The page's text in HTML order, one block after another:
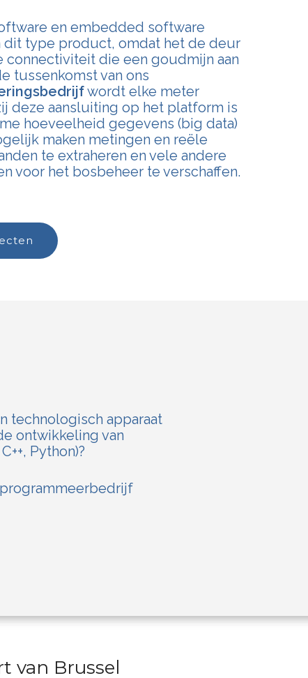
en embedded software
dit type product, omdat het de deur
connectiviteit die een goudmijn aan
tussenkomst van ons
wordt elke meter
deze aansluiting op het platform is
hoeveelheid gegevens (big data)
maken metingen en reële
te extraheren en vele andere
voor het bosbeheer te verschaffen.
technologisch apparaat
ontwikkeling van
Python)?
van Brussel